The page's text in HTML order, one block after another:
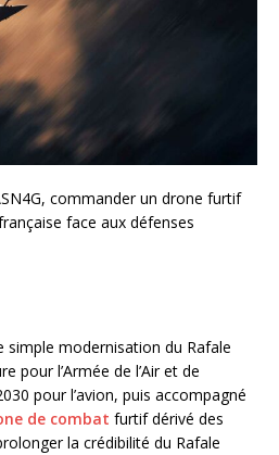
commander un drone furtif
face aux défenses
simple modernisation du Rafale
pour l’Armée de l’Air et de
pour l’avion, puis accompagné
de combat furtif dérivé des
la crédibilité du Rafale